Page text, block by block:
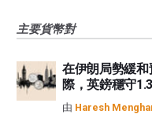
主要貨幣對
在伊朗局勢緩
際，英鎊穩守
由 Haresh